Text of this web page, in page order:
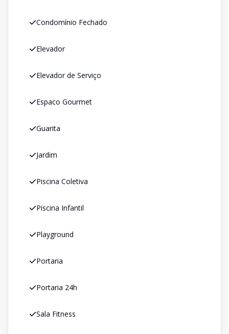
Condomínio Fechado
Elevador
Elevador de Serviço
Espaco Gourmet
Guarita
Jardim
Piscina Coletiva
Piscina Infantil
Playground
Portaria
Portaria 24h
Sala Fitness